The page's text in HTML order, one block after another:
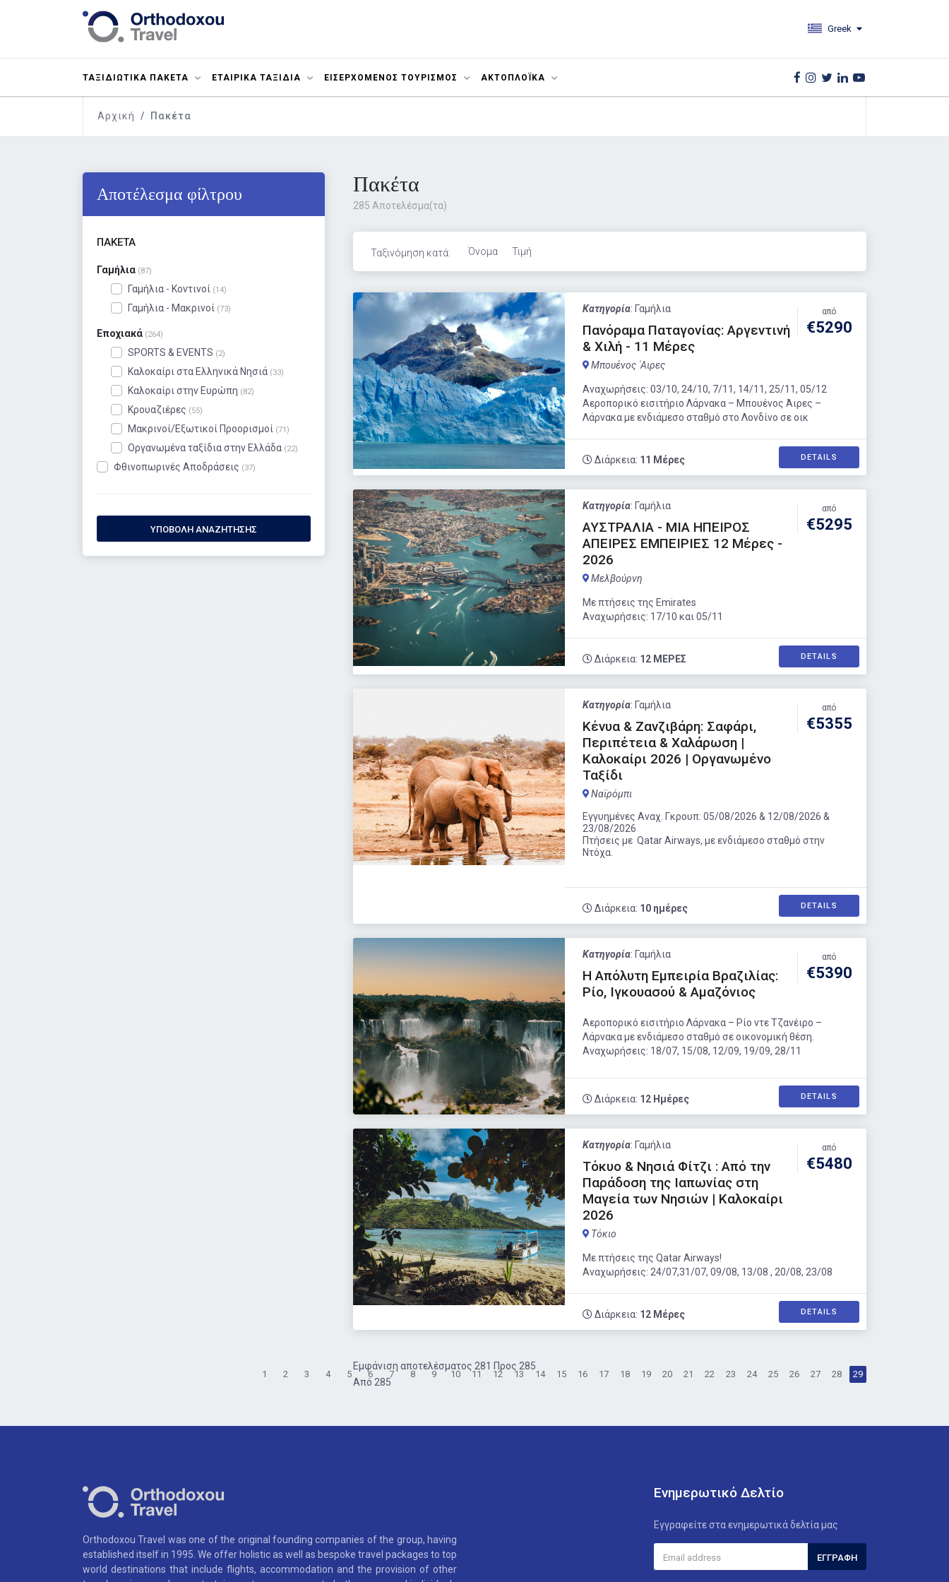
Greek
ΤΑΞΙΔΙΩΤΙΚΑ ΠΑΚΕΤΑ ΕΤΑΙΡΙΚΑ ΤΑΞΙΔΙΑ ΕΙΣΕΡΧΟΜΕΝΟΣ ΤΟΥΡΙΣΜΟΣ ΑΚΤΟΠΛΟΪΚΆ
Αρχική Πακέτα
Αποτέλεσμα φίλτρου
ΠΑΚΈΤΑ
Γαμήλια (87)
Γαμήλια - Κοντινοί (14)
Γαμήλια - Μακρινοί (73)
Εποχιακά (264)
SPORTS & EVENTS (2)
Καλοκαίρι στα Ελληνικά Νησιά (33)
Καλοκαίρι στην Ευρώπη (82)
Κρουαζιέρες (55)
Μακρινοί/Εξωτικοί Προορισμοί (71)
Οργανωμένα ταξίδια στην Ελλάδα (22)
Φθινοπωρινές Αποδράσεις (37)
ΥΠΟΒΟΛΉ ΑΝΑΖΉΤΗΣΗΣ
Πακέτα
285 Αποτελέσμα(τα)
Ταξινόμηση κατά: Όνομα Τιμή
Κατηγορία: Γαμήλια
Πανόραμα Παταγονίας: Αργεντινή
& Χιλή - 11 Μέρες
Μπουένος ΄Αιρες
από
€5290
Αναχωρήσεις: 03/10, 24/10, 7/11, 14/11, 25/11, 05/12
Αεροπορικό εισιτήριο Λάρνακα – Μπουένος Άιρες –
Λάρνακα με ενδιάμεσο σταθμό στο Λονδίνο σε οικ
Διάρκεια: 11 Μέρες DETAILS
Κατηγορία: Γαμήλια
ΑΥΣΤΡΑΛΙΑ - ΜΙΑ ΗΠΕΙΡΟΣ
ΑΠΕΙΡΕΣ ΕΜΠΕΙΡΙΕΣ 12 Μέρες -
2026
Μελβούρνη
από
€5295
Με πτήσεις της Emirates
Αναχωρήσεις: 17/10 και 05/11
Διάρκεια: 12 ΜΕΡΕΣ DETAILS
Κατηγορία: Γαμήλια
Κένυα & Ζανζιβάρη: Σαφάρι,
Περιπέτεια & Χαλάρωση |
Καλοκαίρι 2026 | Οργανωμένο
Ταξίδι
Ναϊρόμπι
από
€5355
Εγγυημένες Αναχ. Γκρουπ: 05/08/2026 & 12/08/2026 &
23/08/2026
Πτήσεις με Qatar Airways, με ενδιάμεσο σταθμό στην
Ντόχα.
Διάρκεια: 10 ημέρες DETAILS
Κατηγορία: Γαμήλια
Η Απόλυτη Εμπειρία Βραζιλίας:
Ρίο, Ιγκουασού & Αμαζόνιος
από
€5390
Αεροπορικό εισιτήριο Λάρνακα – Ρίο ντε Τζανέιρο –
Λάρνακα με ενδιάμεσο σταθμό σε οικονομική θέση.
Αναχωρήσεις: 18/07, 15/08, 12/09, 19/09, 28/11
Διάρκεια: 12 Ημέρες DETAILS
Κατηγορία: Γαμήλια
Τόκυο & Νησιά Φίτζι : Από την
Παράδοση της Ιαπωνίας στη
Μαγεία των Νησιών | Καλοκαίρι
2026
Τόκιο
από
€5480
Με πτήσεις της Qatar Airways!
Aναχωρήσεις: 24/07,31/07, 09/08, 13/08 , 20/08, 23/08
Διάρκεια: 12 Μέρες DETAILS
Εμφάνιση αποτελέσματος 281 Προς 285
Από 285
1 2 3 4 5 6 7 8 9 10 11 12 13 14 15 16 17 18 19 20 21 22 23 24 25 26 27 28 29
Orthodoxou Travel was one of the original founding companies of the group, having
established itself in 1995. We offer holistic as well as bespoke travel packages to top
world destinations that include flights, accommodation and the provision of other
Ενημερωτικό Δελτίο
Εγγραφείτε στα ενημερωτικά δελτία μας
ΕΓΓΡΑΦΉ